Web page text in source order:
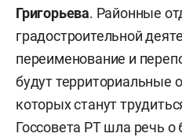
Григорьева. Районные
градостроительной
переименование и
будут территориальные
которых станут
Госсовета РТ шла речь о